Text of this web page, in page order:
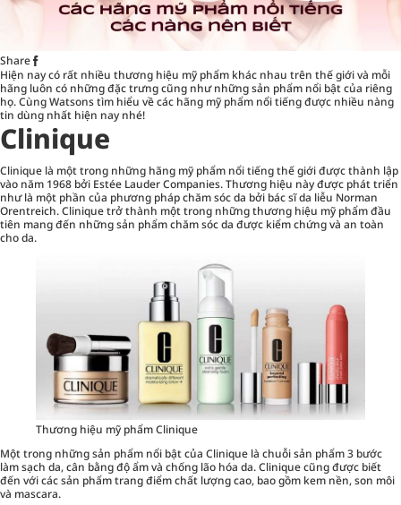
Share
Hiện nay có rất nhiều thương hiệu mỹ phẩm khác nhau trên thế giới và mỗi
hãng luôn có những đặc trưng cũng như những sản phẩm nổi bật của riêng
họ. Cùng Watsons tìm hiểu về các hãng mỹ phẩm nổi tiếng được nhiều nàng
tin dùng nhất hiện nay nhé!
Clinique
Clinique là một trong những hãng mỹ phẩm nổi tiếng thế giới được thành lập
vào năm 1968 bởi Estée Lauder Companies. Thương hiệu này được phát triển
như là một phần của phương pháp chăm sóc da bởi bác sĩ da liễu Norman
Orentreich. Clinique trở thành một trong những thương hiệu mỹ phẩm đầu
tiên mang đến những sản phẩm chăm sóc da được kiểm chứng và an toàn
cho da.
Thương hiệu mỹ phẩm Clinique
Một trong những sản phẩm nổi bật của Clinique là chuỗi sản phẩm 3 bước
làm sạch da, cân bằng độ ẩm và chống lão hóa da. Clinique cũng được biết
đến với các sản phẩm trang điểm chất lượng cao, bao gồm kem nền, son môi
và mascara.